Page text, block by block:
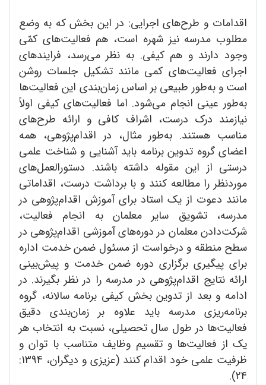
اقدامات و طرح‌های اجرایی: در این بخش که به وضع
مطلوب مدرسه نیز شهره است، هم فعالیت‌های کمّی
وجود دارند و هم کیفی. به نظر می‌رسد، فرایندهای
اجرای فعالیت‌های کمی مانند تشکیل جلسات روشن
است و به‌طور طبیعی بر اساس زمان‌بندی این فعالیت‌ها
به‌طور عینی انجام می‌شود. اما فعالیت‌های کیفی اولاً
نیازمند درک درست، اشراف کافی و ارائه طرح‌های
مناسب هستند. به‌طور مثال، در اقدام‌پژوهی، همه
اعضای گروه تدوین برنامه باید آشنایی و شناخت علمی
درستی از این مقوله داشته باشند. دستورالعمل‌های
موردنظر را مطالعه کنند و با برداشت درست، اقداماتی
مانند دعوت از یک استاد برای آموزش اقدام‌پژوهی در
مدرسه، تشویق سایر معلمان به انجام فعالیت،
شرکت‌دادن معلمان در دوره‌های آموزشی اقدام‌پژوهی در
سطح منطقه و درخواست از مسئول ضمن خدمت اداره
برای پیگیری برگزاری دوره ضمن خدمت و پیش‌بینی
ارائه نتایج اقدام‌پژوهی در مدرسه را در نظر بگیرند. در
ادامه و بعد از تدوین بخش کیفی برنامه سالانه، گروه
برنامه‌ریزی مدرسه باید علاوه بر زمان‌بندی دقیق
فعالیت‌ها در طول سال تحصیلی، نسبت به انتخاب هر
یک از فعالیت‌ها و تقسیم وظایف متناسب با توان و
ظرفیت علمی خود اقدام کنند (عزیزی و دیگران، 1394:
24).